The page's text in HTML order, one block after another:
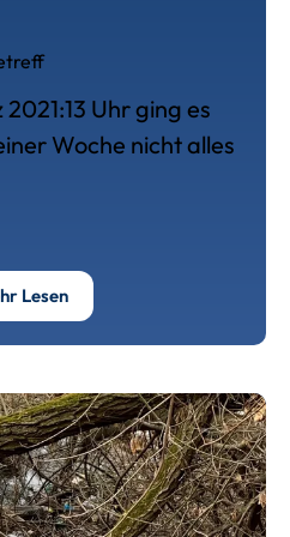
Uhr ging es
Woche nicht alles
LesenÜber Lichtblick